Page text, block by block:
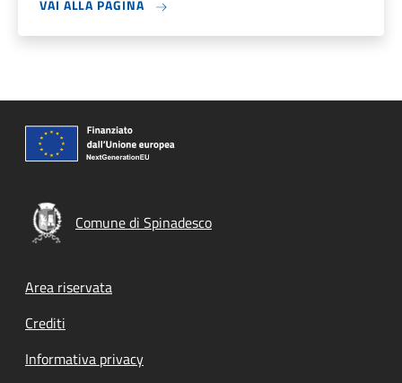
VAI ALLA PAGINA
Comune di Spinadesco
Footer menu
Area riservata
Crediti
Informativa privacy